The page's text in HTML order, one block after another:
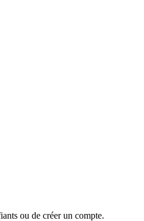
ou de créer un compte.